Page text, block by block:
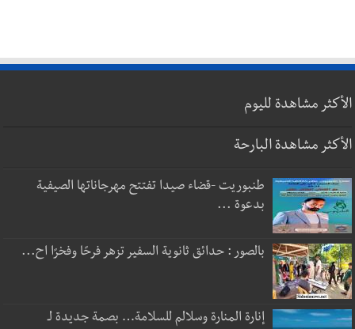
الأكثر مشاهدة لليوم
الأكثر مشاهدة البارحة
طنبوريت -قضاء صيدا تفتتح مهرجاناتها الصيفية
بدعوة ...
بالصور : حدائق ثانوية السفير تزهر فرحًا وفخرًا اح...
إنارة المنارة وسلالم للسلامة… بصمة جديدة لـ